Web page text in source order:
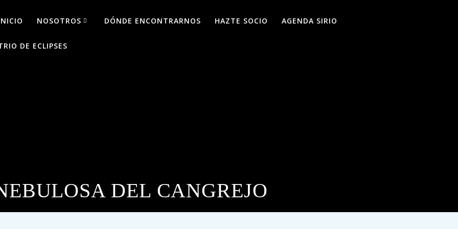
NOSOTROS DÓNDE ENCONTRARNOS HAZTE SOCIO AGENDA SIRIO
DE ECLIPSES
DEL CANGREJO